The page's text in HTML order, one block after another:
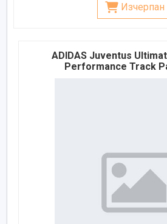
Изчерпан
ADIDAS Juventus
Performance Track